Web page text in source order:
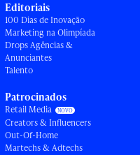
Editoriais
100 Dias de Inovação
Marketing na Olimpíada
Drops Agências &
Anunciantes
Talento
Patrocinados
Retail Media
Creators & Influencers
Out-Of-Home
Martechs & Adtechs